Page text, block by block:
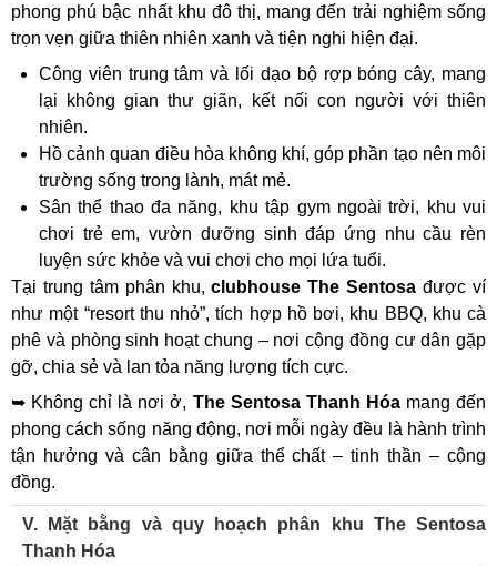
phong phú bậc nhất khu đô thị, mang đến trải nghiệm sống
trọn vẹn giữa thiên nhiên xanh và tiện nghi hiện đại.
Công viên trung tâm và lối dạo bộ rợp bóng cây, mang
lại không gian thư giãn, kết nối con người với thiên
nhiên.
Hồ cảnh quan điều hòa không khí, góp phần tạo nên môi
trường sống trong lành, mát mẻ.
Sân thể thao đa năng, khu tập gym ngoài trời, khu vui
chơi trẻ em, vườn dưỡng sinh đáp ứng nhu cầu rèn
luyện sức khỏe và vui chơi cho mọi lứa tuổi.
Tại trung tâm phân khu,clubhouse The Sentosa được ví
như một “resort thu nhỏ”, tích hợp hồ bơi, khu BBQ, khu cà
phê và phòng sinh hoạt chung – nơi cộng đồng cư dân gặp
gỡ, chia sẻ và lan tỏa năng lượng tích cực.
➥ Không chỉ là nơi ở, The Sentosa Thanh Hóamang đến
phong cách sống năng động, nơi mỗi ngày đều là hành trình
tận hưởng và cân bằng giữa thể chất – tinh thần – cộng
đồng.
V. Mặt bằng và quy hoạch phân khu The Sentosa
Thanh Hóa